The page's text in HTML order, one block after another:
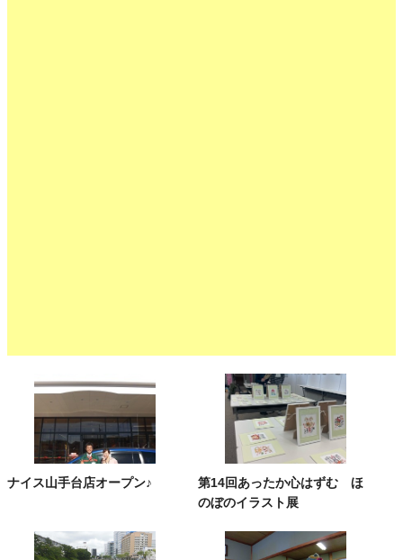
ナイス山手台店オープン♪
第14回あったか心はずむ ほ
のぼのイラスト展